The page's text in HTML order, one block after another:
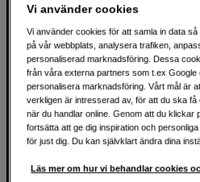
Vi använder cookies
Vi använder cookies för att samla in data
på vår webbplats, analysera trafiken,
personaliserad marknadsföring. Dessa
från våra externa partners som t.ex Google
personalisera marknadsföring. Vårt mål är
verkligen är intresserad av, för att du ska
när du handlar online. Genom att du klickar
fortsätta att ge dig inspiration och
för just dig. Du kan självklart ändra dina
Läs mer om hur vi behandlar cookies